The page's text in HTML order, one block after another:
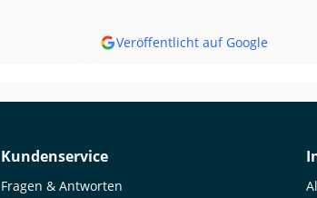
Veröffentlicht auf Google
Kundenservice
Fragen & Antworten